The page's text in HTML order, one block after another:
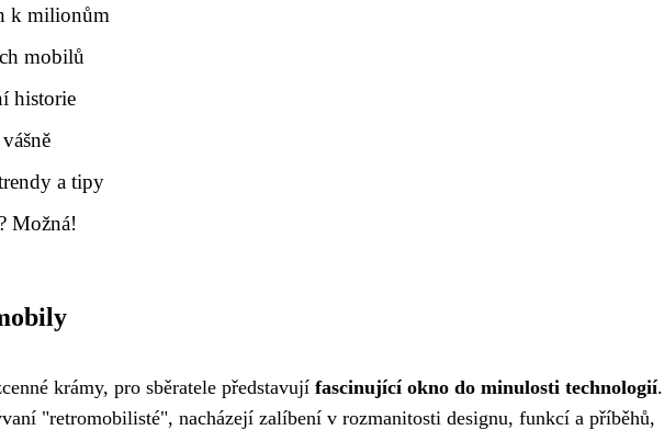
k milionům
mobilů
historie
a tipy
Možná!
krámy, pro sběratele představují fascinující okno do minulosti technologií.
"retromobilisté", nacházejí zalíbení v rozmanitosti designu, funkcí a příběhů,